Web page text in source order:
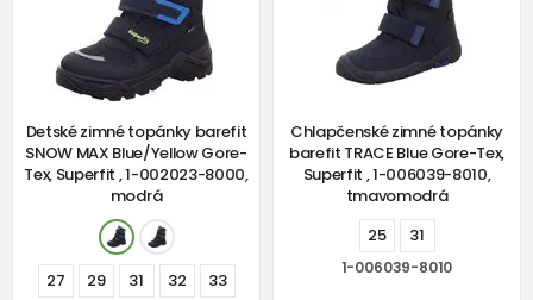
Detské zimné topánky barefit
SNOW MAX Blue/Yellow Gore-
Tex, Superfit , 1-002023-8000,
modrá
27 29 31 32 33
Chlapčenské zimné topánky
barefit TRACE Blue Gore-Tex,
Superfit , 1-006039-8010,
tmavomodrá
25
31
1-006039-8010